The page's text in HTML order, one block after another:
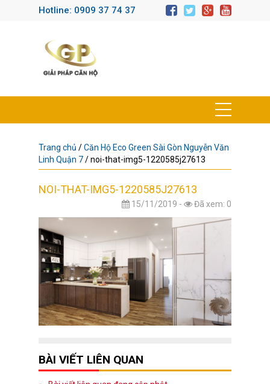
Hotline: 0909 37 74 37
Trang chủ /Căn Hộ Eco Green Sài Gòn Nguyễn Văn
Linh Quận 7/noi-that-img5-1220585j27613
NOI-THAT-IMG5-1220585J27613
15/11/2019 - Đã xem: 0
BÀI VIẾT LIÊN QUAN